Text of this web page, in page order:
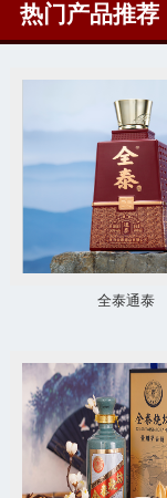
热门产品推荐
全泰通泰